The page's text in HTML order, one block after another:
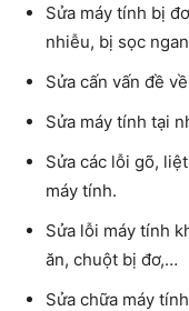
Sửa máy tính bị
nhiễu, bị sọc
Sửa cấn vấn đề
Sửa máy tính tại
Sửa các lỗi gõ,
máy tính.
Sửa lỗi máy tính
ăn, chuột bị đơ,…
Sửa chữa máy